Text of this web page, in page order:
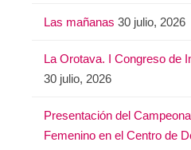
Las mañanas 30 julio, 2026
La Orotava. I Congreso de
30 julio, 2026
Presentación del
Femenino en el Centro de